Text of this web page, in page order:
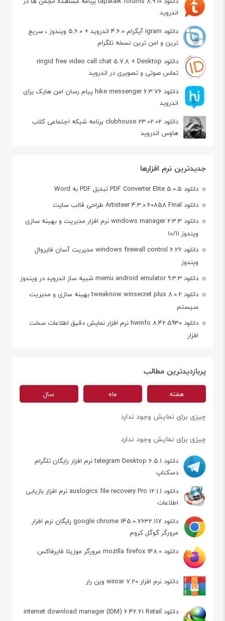
اندروید
دانلود igram آیگرام 4.6.0 اندروید + 5.6.0 ویندوز ، سریع
ترین و امن ترین نسخه تلگرام
دانلود ringid free video call chat 5.7.8 + Desktop
تماس صوتی و تصویری در اندروید
دانلود hike messenger 6.3.76 پیام‌ رسان‌ امن هایک برای
اندروید
دانلود clubhouse 23.02.02 برنامه شبکه اجتماعی کلاب
هاوس اندروید
جدیدترین نرم افزارها
دانلود PDF Converter Elite 5.0.5 تبدیل PDF به Word
دانلود Artisteer 4.3.0.60858 Final طراحی قالب سایت
دانلود windows manager 2.3.3 نرم افزار مدیریت و بهینه سازی
ویندوز 10/11
دانلود windows firewall control 6.26 مدیریت آسان فایروال
ویندوز
دانلود memu android emulator 9.3.3 شبیه ساز اندروید در ویندوز
دانلود tweaknow winsecret plus 8.0.2 بهینه سازی و مدیریت
سیستم
دانلود hwinfo 8.42.5930 نرم افزار نمایش دقیق اطلاعات سخت
افزار
پربازدیدترین مطالب
هفته ماه سال
چیزی برای نمایش وجود ندارد
چیزی برای نمایش وجود ندارد
دانلود telegram Desktop 6.5.1 نرم افزار رایگان تلگرام
دسکتاپ
دانلود auslogics file recovery Pro 12.1.1 نرم افزار بازیابی
اطلاعات
دانلود google chrome 145.0.7632.117 رایگان نرم افزار
مرورگر گوگل کروم
دانلود mozilla firefox 148.0 مرورگر موزیلا فایرفاکس
دانلود نرم افزار winrar 7.20 وین رار
دانلود internet download manager (IDM) 6.42.61 Retail